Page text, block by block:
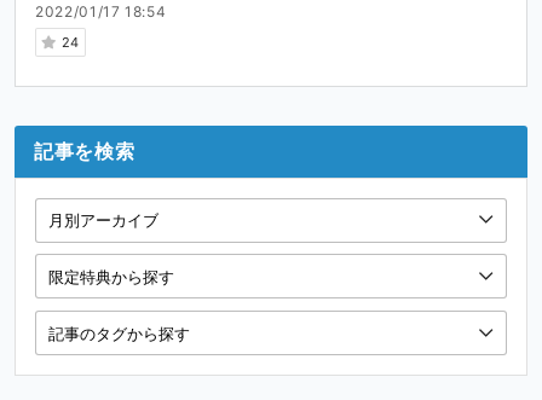
2022/01/17 18:54
24
記事を検索